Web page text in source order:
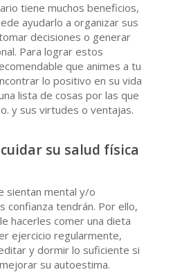
tiene muchos beneficios,
ayudarlo a organizar sus
decisiones o generar
Para lograr estos
que animes a tu
lo positivo en su vida
lista de cosas por las que
y sus virtudes o ventajas.
su salud física
sientan mental y/o
confianza tendrán. Por ello,
hacerles comer una dieta
ejercicio regularmente,
y dormir lo suficiente si
su autoestima.